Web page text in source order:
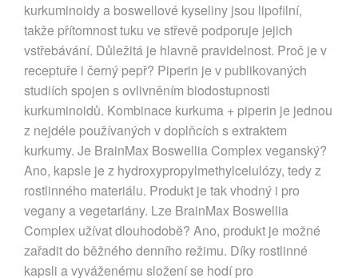
kurkuminoidy a boswellové kyseliny jsou lipofilní,
takže přítomnost tuku ve střevě podporuje jejich
vstřebávání. Důležitá je hlavně pravidelnost. Proč je v
receptuře i černý pepř? Piperin je v publikovaných
studiích spojen s ovlivněním biodostupnosti
kurkuminoidů. Kombinace kurkuma + piperin je jednou
z nejdéle používaných v doplňcích s extraktem
kurkumy. Je BrainMax Boswellia Complex veganský?
Ano, kapsle je z hydroxypropylmethylcelulózy, tedy z
rostlinného materiálu. Produkt je tak vhodný i pro
vegany a vegetariány. Lze BrainMax Boswellia
Complex užívat dlouhodobě? Ano, produkt je možné
zařadit do běžného denního režimu. Díky rostlinné
kapsli a vyváženému složení se hodí pro